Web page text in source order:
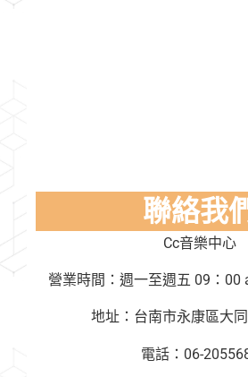
聯絡我
Cc音樂中心
營業時間：週一至週五 09：00
地址：台南市永康區大
電話：06-